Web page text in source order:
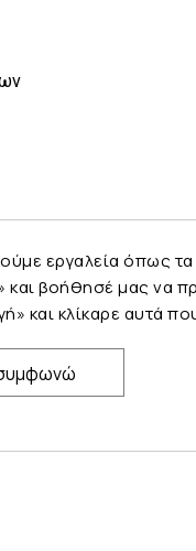
εργαλεία όπως
και βοήθησέ μας να
και κλίκαρε αυτά